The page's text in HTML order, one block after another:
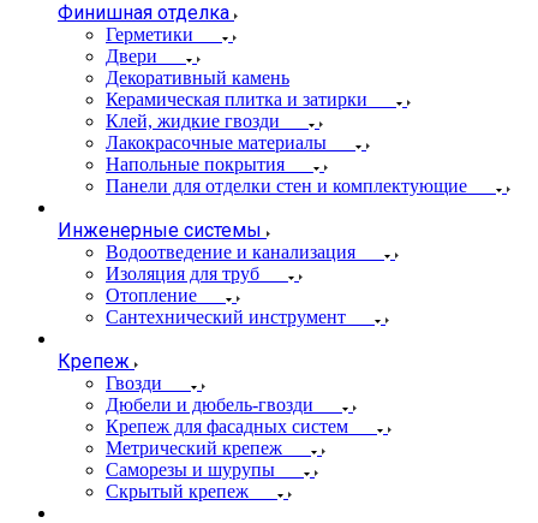
Финишная отделка
Герметики
Двери
Декоративный камень
Керамическая плитка и затирки
Клей, жидкие гвозди
Лакокрасочные материалы
Напольные покрытия
Панели для отделки стен и комплектующие
Инженерные системы
Водоотведение и канализация
Изоляция для труб
Отопление
Сантехнический инструмент
Крепеж
Гвозди
Дюбели и дюбель-гвозди
Крепеж для фасадных систем
Метрический крепеж
Саморезы и шурупы
Скрытый крепеж